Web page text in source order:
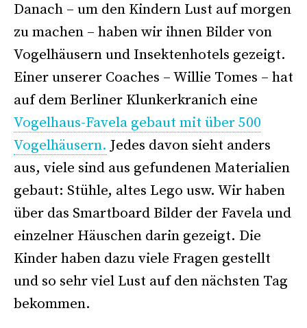
Danach – um den Kindern Lust auf morgen
zu machen – haben wir ihnen Bilder von
Vogelhäusern und Insektenhotels gezeigt.
Einer unserer Coaches – Willie Tomes – hat
auf dem Berliner Klunkerkranich eine
Vogelhaus-Favela gebaut mit über 500
Vogelhäusern. Jedes davon sieht anders
aus, viele sind aus gefundenen Materialien
gebaut: Stühle, altes Lego usw. Wir haben
über das Smartboard Bilder der Favela und
einzelner Häuschen darin gezeigt. Die
Kinder haben dazu viele Fragen gestellt
und so sehr viel Lust auf den nächsten Tag
bekommen.